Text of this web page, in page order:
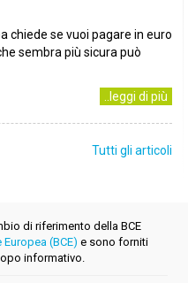
chiede se vuoi pagare in euro
sembra più sicura può
..leggi di più
Tutti gli articoli
di riferimento della BCE
(BCE) e sono forniti
informativo.